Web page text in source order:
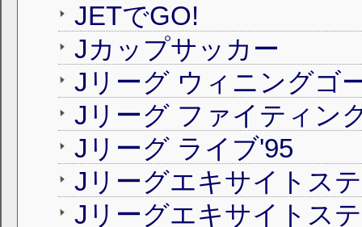
JETでGO!
Jカップサッカー
Jリーグ ウィニングゴ
Jリーグ ファイティン
Jリーグ ライブ'95
Jリーグエキサイトス
Jリーグエキサイトス